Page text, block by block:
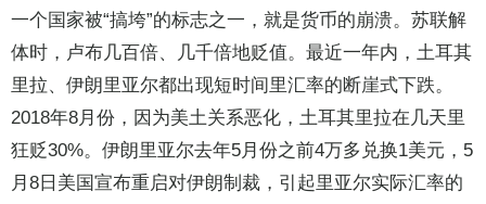
一个国家被“搞垮”的标志之一，就是货币的崩溃。苏联解
体时，卢布几百倍、几千倍地贬值。最近一年内，土耳其
里拉、伊朗里亚尔都出现短时间里汇率的断崖式下跌。
2018年8月份，因为美土关系恶化，土耳其里拉在几天里
狂贬30%。伊朗里亚尔去年5月份之前4万多兑换1美元，5
月8日美国宣布重启对伊朗制裁，引起里亚尔实际汇率的